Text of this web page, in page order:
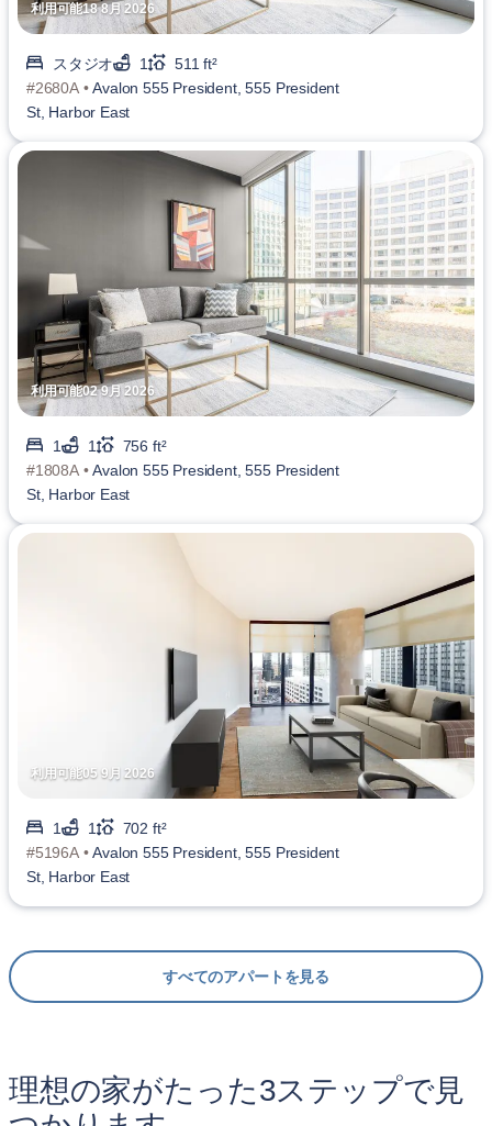
利用可能18 8月 2026
スタジオ 1
511 ft²
#2680A •Avalon 555 President, 555 President
St, Harbor East
利用可能02 9月 2026
1 1
756 ft²
#1808A •Avalon 555 President, 555 President
St, Harbor East
利用可能05 9月 2026
1 1
702 ft²
#5196A •Avalon 555 President, 555 President
St, Harbor East
すべてのアパートを見る
理想の家がたった3ステップで見